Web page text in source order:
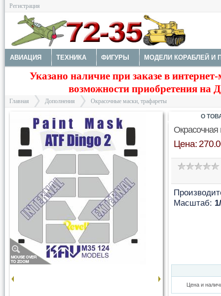
Регистрация
АВИАЦИЯ ТЕХНИКА ФИГУРЫ МОДЕЛИ КОРАБЛЕЙ И
ДОПОЛНЕНИЯ ДЕКАЛИ КОЛЕСА НАБОРЫ
КРАСКИ И ИНСТРУМЕНТЫ
Указано наличие при заказе в
возможности приобретения на
Главная
>
Дополнения
>
Окрасочные маски, трафареты
Окрасочная
Цена:
Масштаб:
Цена и
О